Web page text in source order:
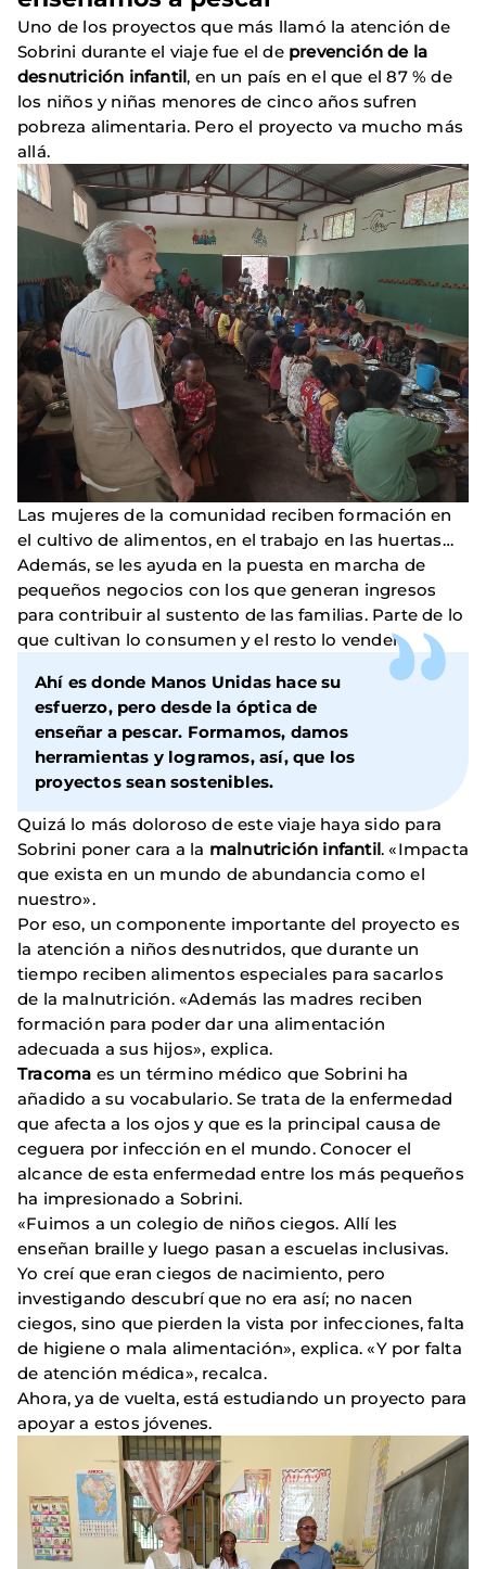
Uno de los proyectos que más llamó la atención de
Sobrini durante el viaje fue el de prevención de la
desnutrición infantil, en un país en el que el 87 % de
los niños y niñas menores de cinco años sufren
pobreza alimentaria. Pero el proyecto va mucho más
allá.
Las mujeres de la comunidad reciben formación en
el cultivo de alimentos, en el trabajo en las huertas…
Además, se les ayuda en la puesta en marcha de
pequeños negocios con los que generan ingresos
para contribuir al sustento de las familias. Parte de lo
que cultivan lo consumen y el resto lo venden.
Ahí es donde Manos Unidas hace su
esfuerzo, pero desde la óptica de
enseñar a pescar. Formamos, damos
herramientas y logramos, así, que los
proyectos sean sostenibles.
Quizá lo más doloroso de este viaje haya sido para
Sobrini poner cara a la malnutrición infantil. «Impacta
que exista en un mundo de abundancia como el
nuestro».
Por eso, un componente importante del proyecto es
la atención a niños desnutridos, que durante un
tiempo reciben alimentos especiales para sacarlos
de la malnutrición. «Además las madres reciben
formación para poder dar una alimentación
adecuada a sus hijos», explica.
Tracoma es un término médico que Sobrini ha
añadido a su vocabulario. Se trata de la enfermedad
que afecta a los ojos y que es la principal causa de
ceguera por infección en el mundo. Conocer el
alcance de esta enfermedad entre los más pequeños
ha impresionado a Sobrini.
«Fuimos a un colegio de niños ciegos. Allí les
enseñan braille y luego pasan a escuelas inclusivas.
Yo creí que eran ciegos de nacimiento, pero
investigando descubrí que no era así; no nacen
ciegos, sino que pierden la vista por infecciones, falta
de higiene o mala alimentación», explica. «Y por falta
de atención médica», recalca.
Ahora, ya de vuelta, está estudiando un proyecto para
apoyar a estos jóvenes.